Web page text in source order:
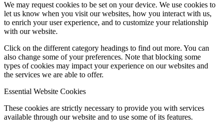
We may request cookies to be set on your device. We use cookies to
let us know when you visit our websites, how you interact with us,
to enrich your user experience, and to customize your relationship
with our website.
Click on the different category headings to find out more. You can
also change some of your preferences. Note that blocking some
types of cookies may impact your experience on our websites and
the services we are able to offer.
Essential Website Cookies
These cookies are strictly necessary to provide you with services
available through our website and to use some of its features.